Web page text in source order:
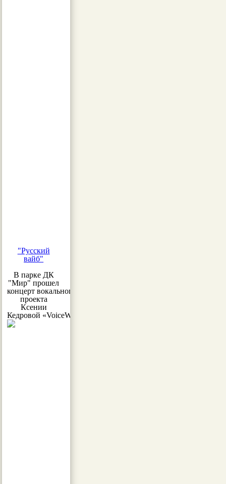
"Русский
вайб"
В парке ДК
"Мир" прошел
концерт вокального
проекта
Ксении
Кедровой «VoiceWoman»